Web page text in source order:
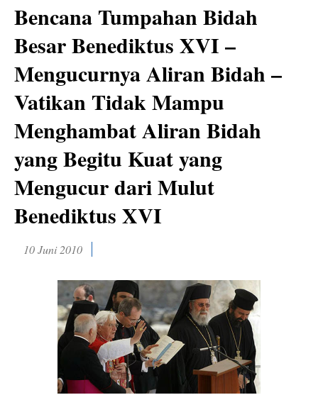
Bencana Tumpahan Bidah
Besar Benediktus XVI –
Mengucurnya Aliran Bidah –
Vatikan Tidak Mampu
Menghambat Aliran Bidah
yang Begitu Kuat yang
Mengucur dari Mulut
Benediktus XVI
10 Juni 2010